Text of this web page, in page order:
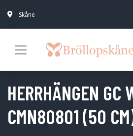
Skåne
HERRHÄNGEN GC
CMN80801 (50